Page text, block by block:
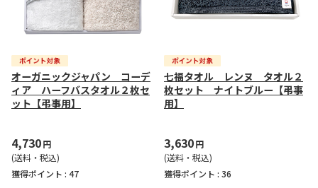
オーガニックジャパン コーデ
ィア ハーフバスタオル２枚セ
ット【弔事用】
4,730円
(送料・税込)
獲得ポイント : 47
七福タオル レンヌ タオル２
枚セット ナイトブルー【弔事
用】
3,630円
(送料・税込)
獲得ポイント : 36